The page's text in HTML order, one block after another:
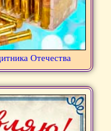
Отечества